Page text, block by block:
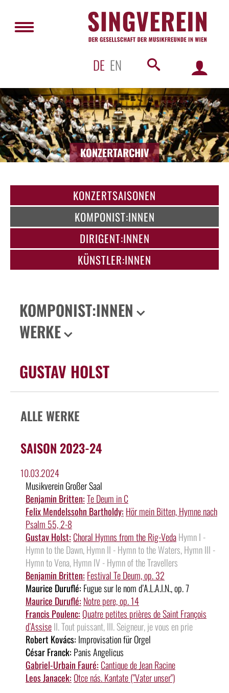
DE EN
KONZERTARCHIV
KONZERTSAISONEN
KOMPONIST:INNEN
DIRIGENT:INNEN
KÜNSTLER:INNEN
KOMPONIST:INNEN
WERKE
GUSTAV HOLST
ALLE WERKE
SAISON 2023-24
10.03.2024
Musikverein Großer Saal
Benjamin Britten:Te Deum in C
Felix Mendelssohn Bartholdy: Hör mein Bitten, Hymne nach
Psalm 55, 2-8
Gustav Holst: Choral Hymns from the Rig-VedaHymn I -
Hymn to the Dawn, Hymn II - Hymn to the Waters, Hymn III -
Hymn to Vena, Hymn IV - Hymn of the Travellers
Benjamin Britten: Festival Te Deum, op. 32
Maurice Duruflé: Fugue sur le nom d’A.L.A.I.N., op. 7
Maurice Duruflé: Notre pere, op. 14
Francis Poulenc: Quatre petites prières de Saint François
d’AssiseII. Tout puissant, III. Seigneur, je vous en prie
Robert Kovács: Improvisation für Orgel
César Franck: Panis Angelicus
Gabriel-Urbain Fauré: Cantique de Jean Racine
Leos Janacek: Otce nás. Kantate ("Vater unser")